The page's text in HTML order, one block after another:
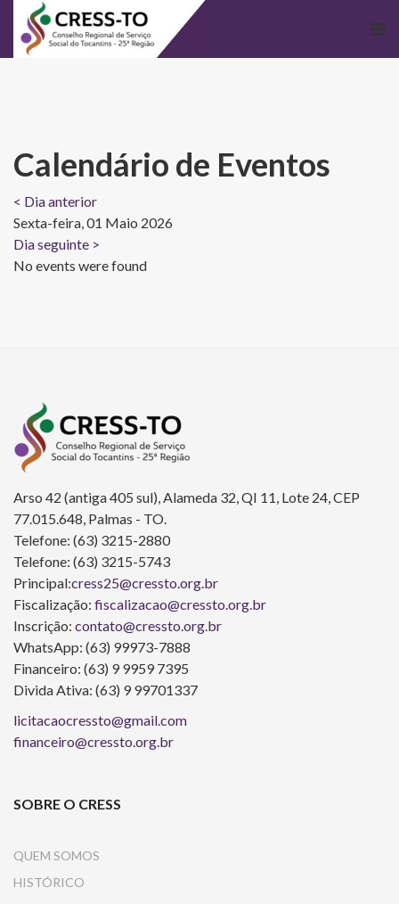
Calendário de Eventos
< Dia anterior
Sexta-feira, 01 Maio 2026
Dia seguinte >
No events were found
Arso 42 (antiga 405 sul), Alameda 32, QI 11, Lote 24, CEP
77.015.648, Palmas - TO.
Telefone: (63) 3215-2880
Telefone: (63) 3215-5743
Principal:cress25@cressto.org.br
Fiscalização: fiscalizacao@cressto.org.br
Inscrição: contato@cressto.org.br
WhatsApp: (63) 99973-7888
Financeiro: (63) 9 9959 7395
Divida Ativa: (63) 9 99701337
licitacaocressto@gmail.com
financeiro@cressto.org.br
SOBRE O CRESS
QUEM SOMOS
HISTÓRICO